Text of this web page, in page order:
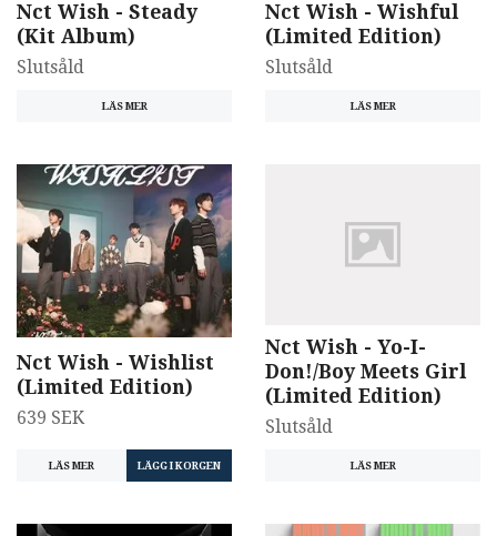
Nct Wish - Steady
(Kit Album)
Slutsåld
LÄS MER
Nct Wish - Wishful
(Limited Edition)
Slutsåld
LÄS MER
Nct Wish - Wishlist
(Limited Edition)
639 SEK
LÄS MER
Nct Wish - Yo-I-
Don!/Boy Meets Girl
(Limited Edition)
Slutsåld
LÄS MER